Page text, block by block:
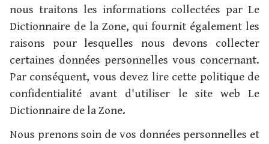
nous traitons les informations collectées par Le
Dictionnaire de la Zone, qui fournit également les
raisons pour lesquelles nous devons collecter
certaines données personnelles vous concernant.
Par conséquent, vous devez lire cette politique de
confidentialité avant d'utiliser le site web Le
Dictionnaire de la Zone.
Nous prenons soin de vos données personnelles et